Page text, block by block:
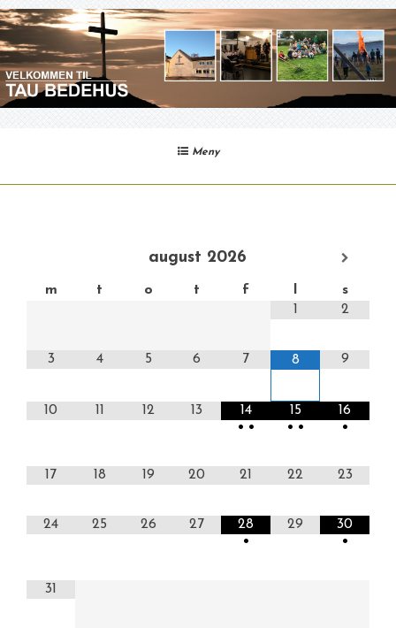
Gå
til
innhold
Meny
august 2026
m t o t f
s
1
2
3 4 5 6 7 8 9
10 11 12 13
14
• •
15
• •
16
•
17 18 19 20 21 22 23
24 25 26 27
28
•
29
30
•
31